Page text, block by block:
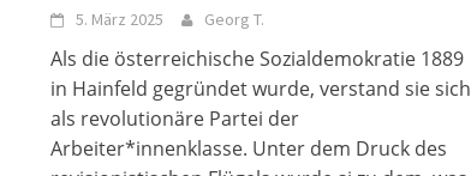
5. März 2025 Georg T.
Als die österreichische Sozialdemokratie 1889
in Hainfeld gegründet wurde, verstand sie sich
als revolutionäre Partei der
Arbeiter*innenklasse. Unter dem Druck des